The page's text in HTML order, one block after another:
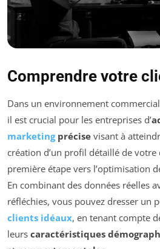
Comprendre votre
Dans un environnement
il est crucial pour les entreprises d’
marketingprécise visant à
création d’un profil détaillé de
première étape vers l’optimisation
En combinant des données réelles
réfléchies, vous pouvez dresser un
clients idéaux, en tenant compte
leurs caractéristiques